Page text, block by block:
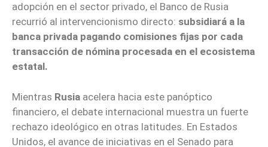
adopción en el sector privado, el Banco de Rusia
recurrió al intervencionismo directo: subsidiará a la
banca privada pagando comisiones fijas por cada
transacción de nómina procesada en el ecosistema
estatal.
Mientras Rusia acelera hacia este panóptico
financiero, el debate internacional muestra un fuerte
rechazo ideológico en otras latitudes. En Estados
Unidos, el avance de iniciativas en el Senado para